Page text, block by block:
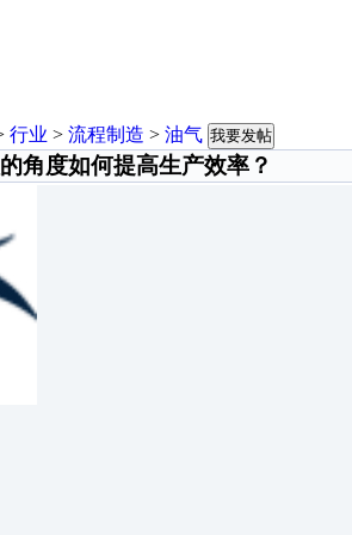
行业 > 流程制造 > 油气 我要发帖
角度如何提高生产效率？